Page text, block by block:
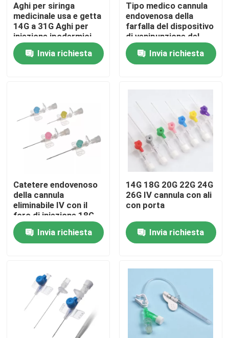
Casa.
Video
Su di noi
Controllo della qualità
Contattaci
Maschera di ossigeno medica
Maschera di ossigeno Venturi
Aghi per siringa
medicinale usa e getta
14G a 31G Aghi per
iniezione ipodermici
sterili
Invia richiesta
Tipo medico cannula
endovenosa della
farfalla del dispositivo
di venipunzione del
catetere di 18G 20G
22G 24G con il foro di
iniezione
Invia richiesta
Catetere endovenoso
della cannula
eliminabile IV con il
foro di iniezione 18G
20G 22G 24G
Invia richiesta
14G 18G 20G 22G 24G
26G IV cannula con ali
con porta
Invia richiesta